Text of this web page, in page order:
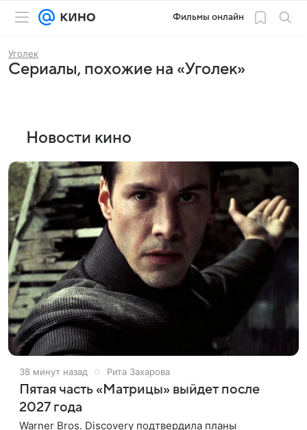
Фильмы онлайн
Уголек
Сериалы, похожие на «Уголек»
Новости кино
38 минут назад Рита Захарова
Пятая часть «Матрицы» выйдет после
2027 года
Warner Bros. Discovery подтвердила планы